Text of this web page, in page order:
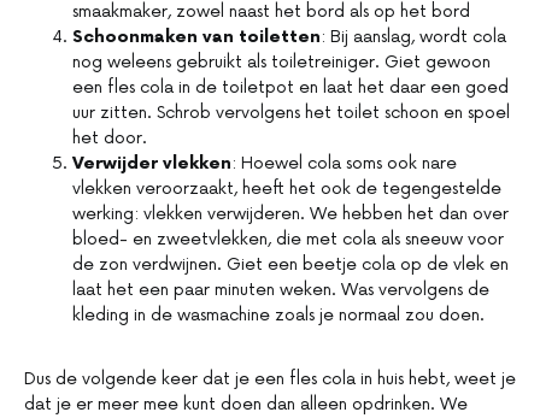
smaakmaker, zowel naast het bord als op het bord
Schoonmaken van toiletten: Bij aanslag, wordt cola
nog weleens gebruikt als toiletreiniger. Giet gewoon
een fles cola in de toiletpot en laat het daar een goed
uur zitten. Schrob vervolgens het toilet schoon en spoel
het door.
Verwijder vlekken: Hoewel cola soms ook nare
vlekken veroorzaakt, heeft het ook de tegengestelde
werking: vlekken verwijderen. We hebben het dan over
bloed- en zweetvlekken, die met cola als sneeuw voor
de zon verdwijnen. Giet een beetje cola op de vlek en
laat het een paar minuten weken. Was vervolgens de
kleding in de wasmachine zoals je normaal zou doen.
Dus de volgende keer dat je een fles cola in huis hebt, weet je
dat je er meer mee kunt doen dan alleen opdrinken. We